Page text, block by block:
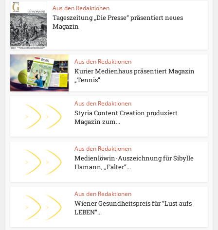
Aus den Redaktionen
Tageszeitung „Die Presse“ präsentiert neues
Magazin
Aus den Redaktionen
Kurier Medienhaus präsentiert Magazin
„Tennis“
Aus den Redaktionen
Styria Content Creation produziert
Magazin zum...
Aus den Redaktionen
Medienlöwin-Auszeichnung für Sibylle
Hamann, „Falter“...
Aus den Redaktionen
Wiener Gesundheitspreis für “Lust aufs
LEBEN“...